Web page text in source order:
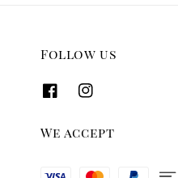
Follow us
We accept